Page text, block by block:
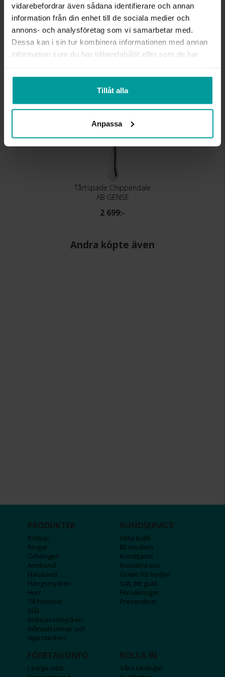
vidarebefordrar även sådana identifierare och annan
information från din enhet till de sociala medier och
annons- och analysföretag som vi samarbetar med.
Dessa kan i sin tur kombinera informationen med annan
information som du har tillhandahållit eller som de har
Tillåt alla
Anpassa
DETALJER
Design Studio GAB
Liknande produkter
Tårtspade Chippendale
AB GENSE
2 699:-
Andra köpte även
PRODUKTER
Bröllop
Ringar
Örhängen
Armband
Halsband
Hängsmycken
Herr
Till hemmet
Stål
Bokstavssmycken
Månadsstenar och
stjärntecken
KUNDSERVICE
Hitta butik
Bli medlem
Kundtjänst
Kontakta oss
Guide för kedjor
Sälj ditt guld
Försäkringar
Presentkort
FÖRETAGSINFO
Lediga jobb
KOLLA IN
Våra tävlingar